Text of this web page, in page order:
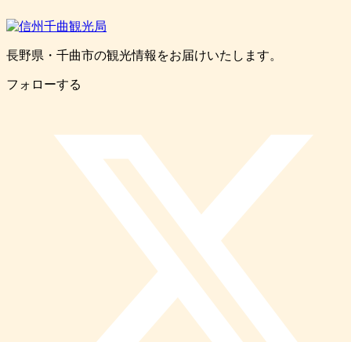
長野県・千曲市の観光情報をお届けいたします。
フォローする